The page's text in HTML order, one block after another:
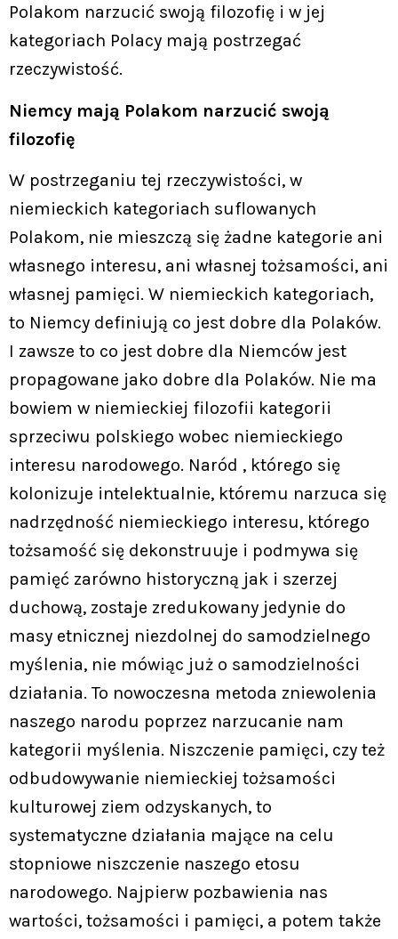
Polakom narzucić swoją filozofię i w jej
kategoriach Polacy mają postrzegać
rzeczywistość.
Niemcy mają Polakom narzucić swoją
filozofię
W postrzeganiu tej rzeczywistości, w
niemieckich kategoriach suflowanych
Polakom, nie mieszczą się żadne kategorie ani
własnego interesu, ani własnej tożsamości, ani
własnej pamięci. W niemieckich kategoriach,
to Niemcy definiują co jest dobre dla Polaków.
I zawsze to co jest dobre dla Niemców jest
propagowane jako dobre dla Polaków. Nie ma
bowiem w niemieckiej filozofii kategorii
sprzeciwu polskiego wobec niemieckiego
interesu narodowego. Naród , którego się
kolonizuje intelektualnie, któremu narzuca się
nadrzędność niemieckiego interesu, którego
tożsamość się dekonstruuje i podmywa się
pamięć zarówno historyczną jak i szerzej
duchową, zostaje zredukowany jedynie do
masy etnicznej niezdolnej do samodzielnego
myślenia, nie mówiąc już o samodzielności
działania. To nowoczesna metoda zniewolenia
naszego narodu poprzez narzucanie nam
kategorii myślenia. Niszczenie pamięci, czy też
odbudowywanie niemieckiej tożsamości
kulturowej ziem odzyskanych, to
systematyczne działania mające na celu
stopniowe niszczenie naszego etosu
narodowego. Najpierw pozbawienia nas
wartości, tożsamości i pamięci, a potem także